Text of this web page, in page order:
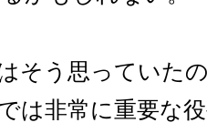
そう思っていた
は非常に重要な